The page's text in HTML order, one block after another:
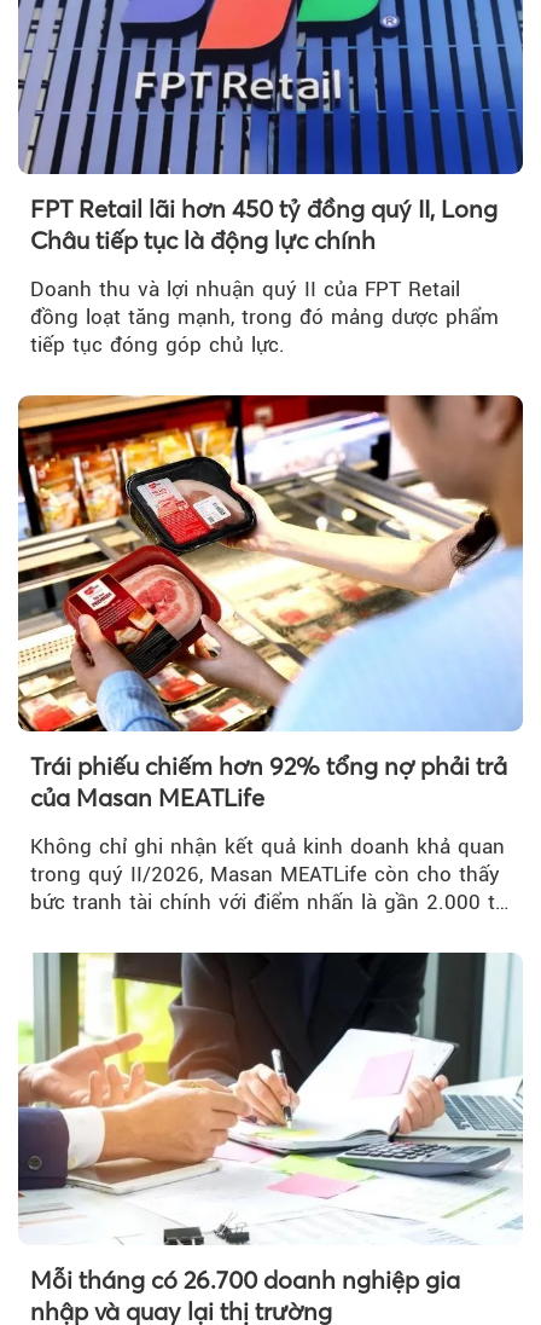
FPT Retail lãi hơn 450 tỷ đồng quý II, Long
Châu tiếp tục là động lực chính
Doanh thu và lợi nhuận quý II của FPT Retail
đồng loạt tăng mạnh, trong đó mảng dược phẩm
tiếp tục đóng góp chủ lực.
Trái phiếu chiếm hơn 92% tổng nợ phải trả
của Masan MEATLife
Không chỉ ghi nhận kết quả kinh doanh khả quan
trong quý II/2026, Masan MEATLife còn cho thấy
bức tranh tài chính với điểm nhấn là gần 2.000 tỷ
Mỗi tháng có 26.700 doanh nghiệp gia
nhập và quay lại thị trường